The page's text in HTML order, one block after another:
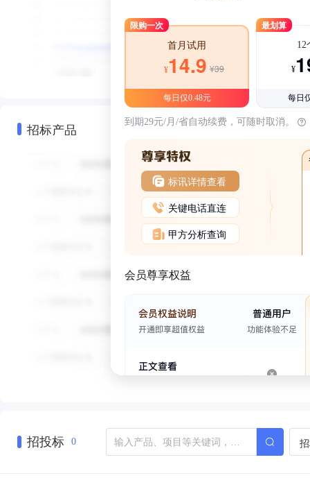
招标产品
限购一次
首月试用
¥14.9 ¥39
每日仅0.48元
最划算
12
¥
每日
到期29元/月/省自动续费，可随时取消。
标讯详情查看
关键电话直连
甲方分析查询
会员尊享权益
招投标 0